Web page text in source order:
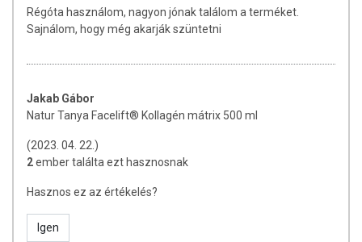
Tengeri elasztin 30 mg
TOVÁBBI TUDNIVALÓK
Tárolás: Száraz, hűvös helyen, gyermekek elől elzárva tartandó!
Felbontás után hűtőben tárolandó!
UNI EN ISO 9001:2015 tanúsítvánnyal rendelkező gyártó, aki a
termékbiztonság és az egyenletes termékminőség érdekében
Régóta használom, nagyon jónak találom a terméket.
Sajnálom, hogy még akarják szüntetni
Jakab Gábor
Natur Tanya Facelift® Kollagén mátrix 500 ml
(2023. 04. 22.)
2ember találta ezt hasznosnak
Hasznos ez az értékelés?
Igen